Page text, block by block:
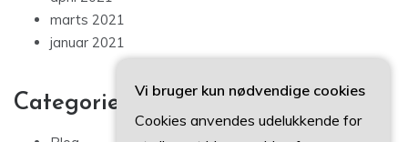
marts 2021
januar 2021
Categories
Vi bruger kun nødvendige cookies
Cookies anvendes udelukkende for